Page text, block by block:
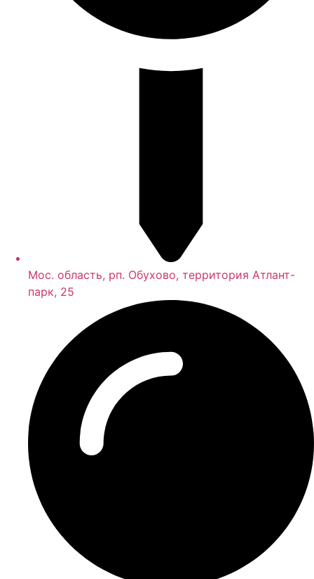
Мос. область, рп. Обухово, территория Атлант-
парк, 25